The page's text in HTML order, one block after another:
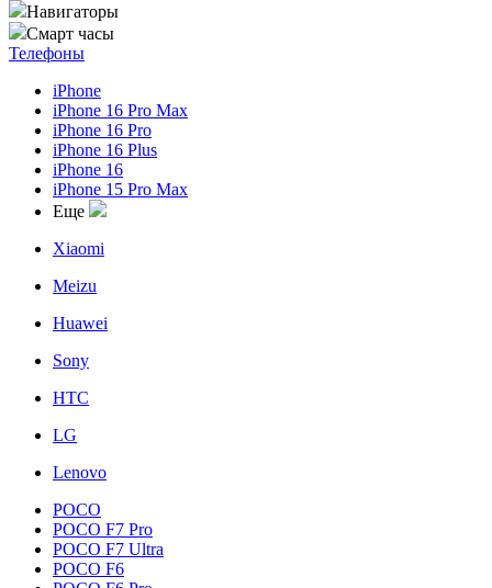
Навигаторы
Смарт часы
Телефоны
iPhone
iPhone 16 Pro Max
iPhone 16 Pro
iPhone 16 Plus
iPhone 16
iPhone 15 Pro Max
Еще
Xiaomi
Meizu
Huawei
Sony
HTC
LG
Lenovo
POCO
POCO F7 Pro
POCO F7 Ultra
POCO F6